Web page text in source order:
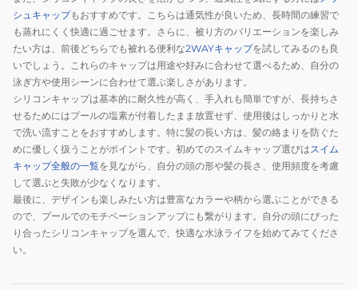
シュキャップもおすすめです。こちらは通気性が良いため、長時間の練習で
も蒸れにくく快適に過ごせます。さらに、被り方のバリエーションを楽しみ
たい方は、前後どちらでも被れる便利な2WAYキャップを試してみるのも良
いでしょう。これらのキャップは用途や好みに合わせて選べるため、自分の
泳ぎ方や使用シーンに合わせて選ぶ楽しさがあります。
シリコンキャップは基本的に耐久性が高く、手入れも簡単ですが、長持ちさ
せるためにはプールの塩素が付着したまま放置せず、使用後はしっかりと水
で洗い流すことをおすすめします。特に髪の長い方は、髪の絡まりを防ぐた
めに優しく扱うことがポイントです。初めてのスイムキャップ選びはスイム
キャップ全般の一覧を見ながら、自分の頭の形や髪の長さ、使用頻度を考慮
して選ぶと失敗が少なくなります。
最後に、デザインも楽しみたい方は豊富なカラーや柄から選ぶことができる
ので、プールでのモチベーションアップにも繋がります。自分の頭にぴった
り合ったシリコンキャップを選んで、快適な水泳ライフを始めてみてくださ
い。